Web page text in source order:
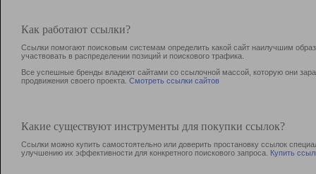
Как работают ссылки?
Ссылки помогают поисковым системам определить какой сайт наилучшим
участвовать в раcпределении позиций и поискового трафика.
Все успешные бренды владеют сайтами со ссылочной массой, которую они
продвижения своего проекта. Смотреть ссылки сайтов
Какие существуют инструменты для покупки ссылок?
Ссылки можно купить самостоятельно или доверить простановку ссылок
улучшению их эффективности для конкретного поискового запроса. Купить